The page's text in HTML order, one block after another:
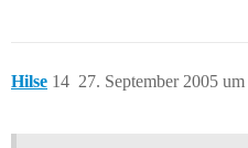
Hilse 27. September 2005
14